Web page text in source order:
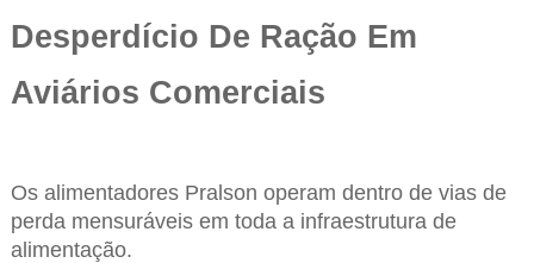
Desperdício De Ração Em
Aviários Comerciais
Os alimentadores Pralson operam dentro de vias de
perda mensuráveis em toda a infraestrutura de
alimentação.